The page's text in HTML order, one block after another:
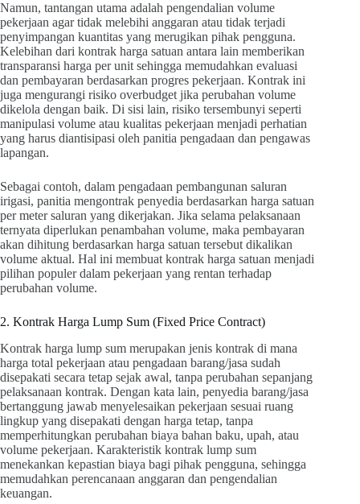
Namun, tantangan utama adalah pengendalian volume
pekerjaan agar tidak melebihi anggaran atau tidak terjadi
penyimpangan kuantitas yang merugikan pihak pengguna.
Kelebihan dari kontrak harga satuan antara lain memberikan
transparansi harga per unit sehingga memudahkan evaluasi
dan pembayaran berdasarkan progres pekerjaan. Kontrak ini
juga mengurangi risiko overbudget jika perubahan volume
dikelola dengan baik. Di sisi lain, risiko tersembunyi seperti
manipulasi volume atau kualitas pekerjaan menjadi perhatian
yang harus diantisipasi oleh panitia pengadaan dan pengawas
lapangan.
Sebagai contoh, dalam pengadaan pembangunan saluran
irigasi, panitia mengontrak penyedia berdasarkan harga satuan
per meter saluran yang dikerjakan. Jika selama pelaksanaan
ternyata diperlukan penambahan volume, maka pembayaran
akan dihitung berdasarkan harga satuan tersebut dikalikan
volume aktual. Hal ini membuat kontrak harga satuan menjadi
pilihan populer dalam pekerjaan yang rentan terhadap
perubahan volume.
2. Kontrak Harga Lump Sum (Fixed Price Contract)
Kontrak harga lump sum merupakan jenis kontrak di mana
harga total pekerjaan atau pengadaan barang/jasa sudah
disepakati secara tetap sejak awal, tanpa perubahan sepanjang
pelaksanaan kontrak. Dengan kata lain, penyedia barang/jasa
bertanggung jawab menyelesaikan pekerjaan sesuai ruang
lingkup yang disepakati dengan harga tetap, tanpa
memperhitungkan perubahan biaya bahan baku, upah, atau
volume pekerjaan. Karakteristik kontrak lump sum
menekankan kepastian biaya bagi pihak pengguna, sehingga
memudahkan perencanaan anggaran dan pengendalian
keuangan.